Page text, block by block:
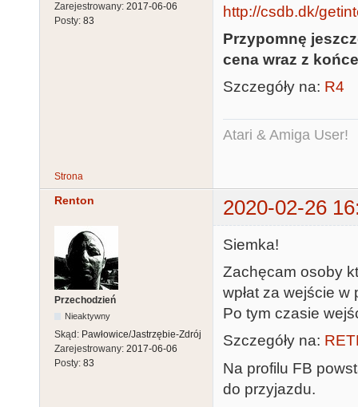
Zarejestrowany: 2017-06-06
Posty: 83
http://csdb.dk/
Przypomnę
cena wraz z
Szczegóły na: R4
Atari & Amiga User!
Strona
Renton 2020-02-26
Przechodzień
Nieaktywny
Skąd: Pawłowice/Jastrzębie-Zdrój
Zarejestrowany: 2017-06-06
Posty: 83
Siemka!
Zachęcam osoby
wpłat za wejście
Po tym czasie
Szczegóły na:
Na profilu FB
do przyjazdu.